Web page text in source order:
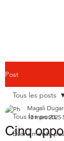
Post
Tous les posts
Événements
Tous les posts
Cinq
Magali
13 mars 2025